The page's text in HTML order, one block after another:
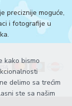
kako bismo
delimo sa trećim
ste sa našim
preciznije moguće,
i fotografije u